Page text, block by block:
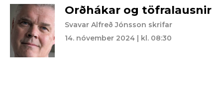
Orðhákar og töfralausnir
Svavar Alfreð Jónsson skrifar
14. nóvember 2024 | kl. 08:30